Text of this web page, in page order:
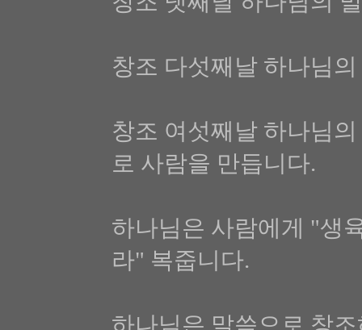
창조 다섯째날 하나님
창조 여섯째날 하나님
로 사람을 만듭니다.
하나님은 사람에게 "생
라" 복줍니다.
하나님은 말씀으로 창